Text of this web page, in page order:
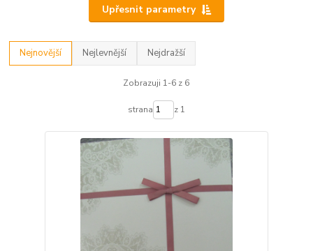
Upřesnit parametry
Nejnovější Nejlevnější Nejdražší
Zobrazuji 1-6 z 6
strana z 1